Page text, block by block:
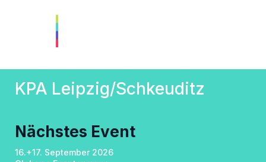
KPA Leipzig/Schkeuditz
Nächstes Event
16.+17. September 2026